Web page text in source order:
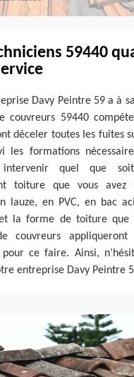
59440
Davy Peintre 59 a à
couvreurs 59440
déceler toutes les fuites
les formations
intervenir quel que
toiture que vous
lauze, en PVC, en bac
la forme de toiture que
couvreurs
pour ce faire. Ainsi,
entreprise Davy Peintre